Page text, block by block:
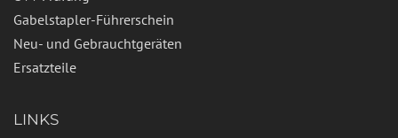
Gabelstapler-Führerschein
Neu- und Gebrauchtgeräten
Ersatzteile
LINKS